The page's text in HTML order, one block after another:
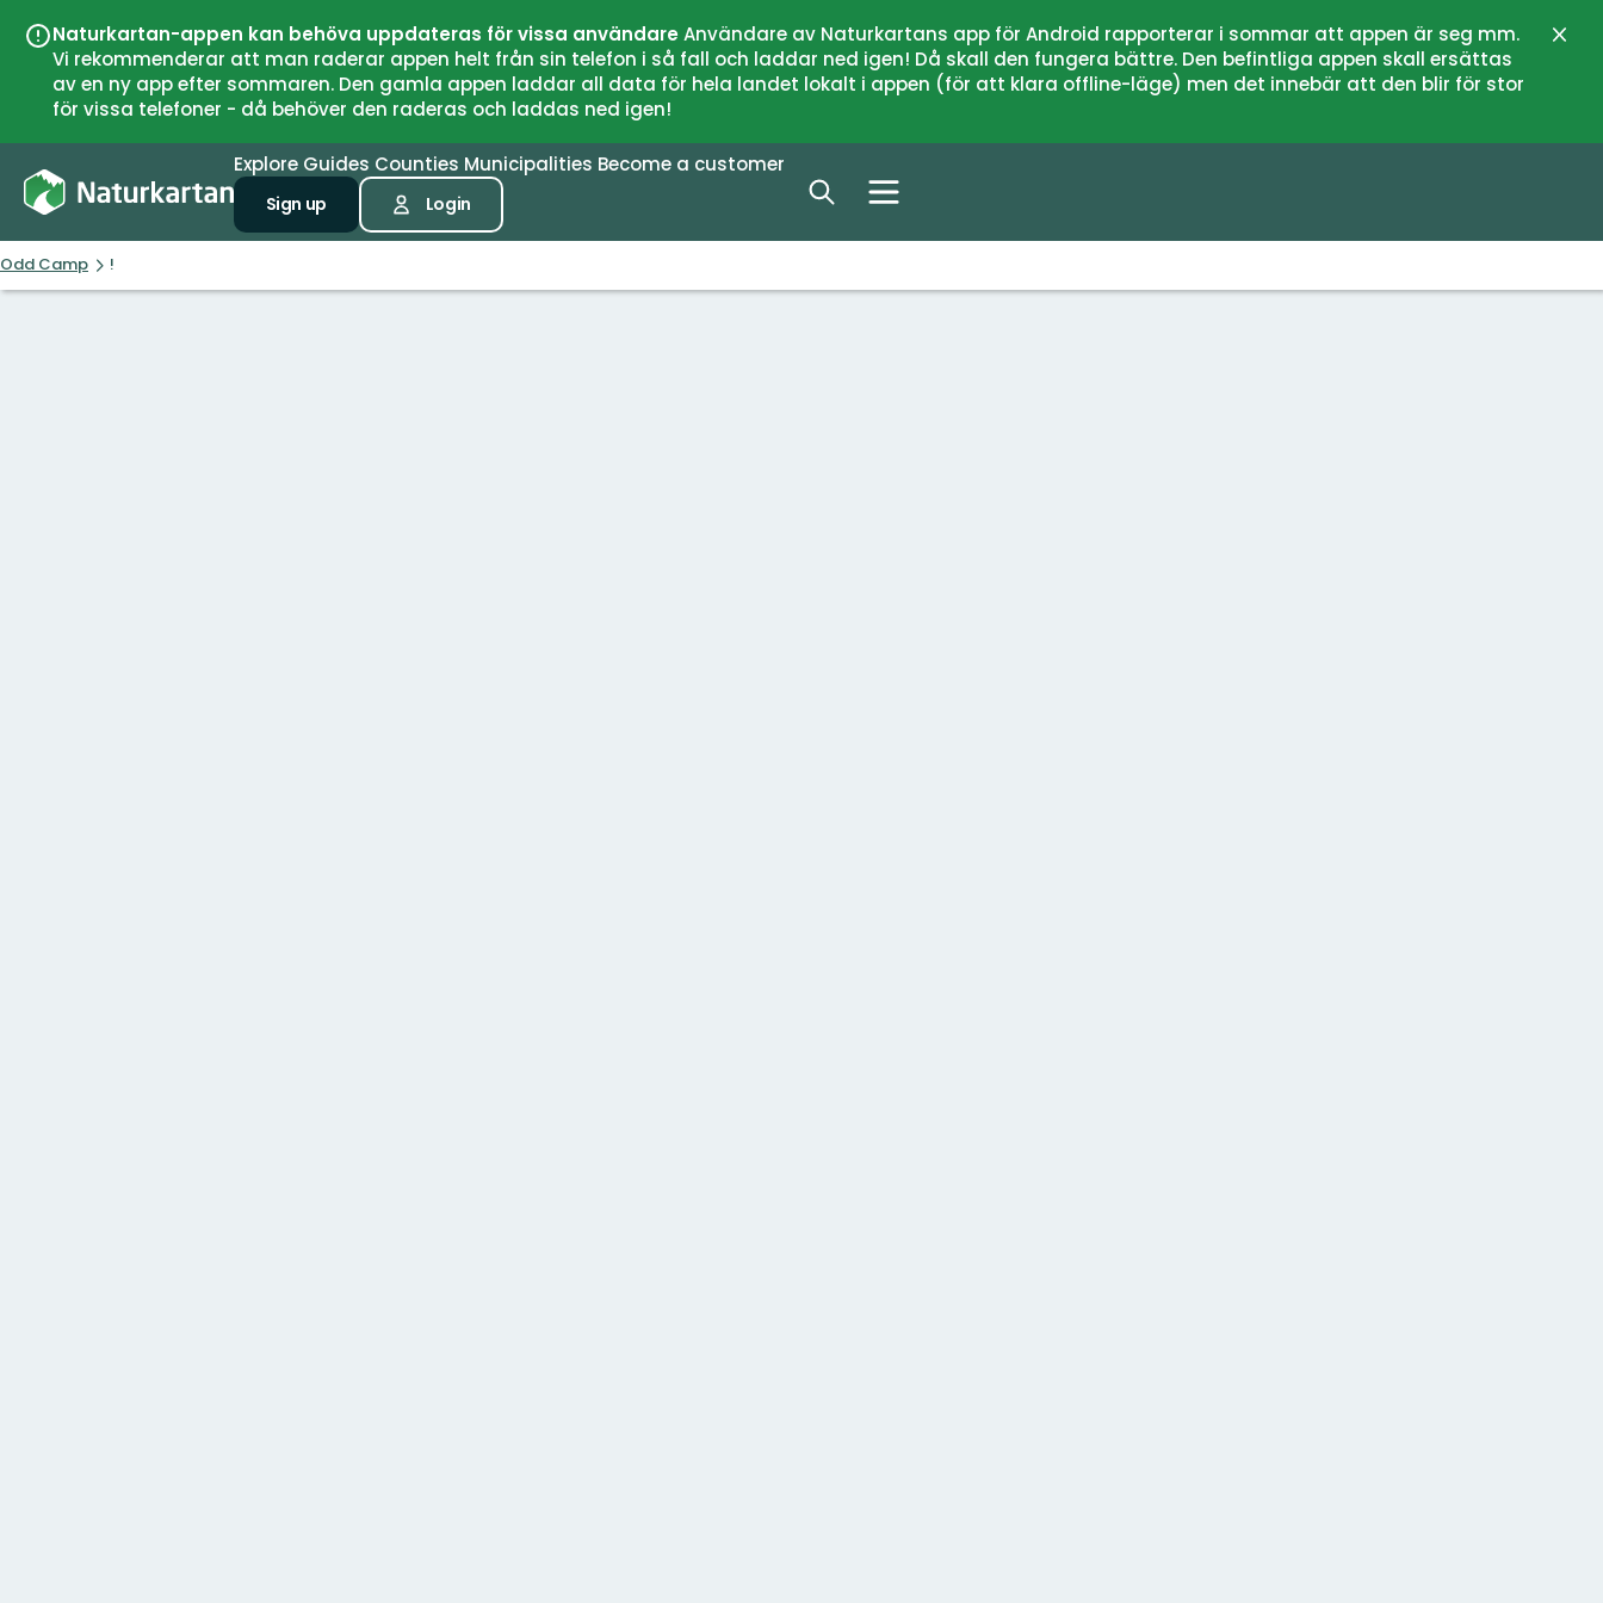
Naturkartan-appen kan behöva uppdateras för vissa användareAnvändare av Naturkartans app för Android rapporterar i sommar att appen är seg mm.
Vi rekommenderar att man raderar appen helt från sin telefon i så fall och laddar ned igen! Då skall den fungera bättre. Den befintliga appen skall ersättas
av en ny app efter sommaren. Den gamla appen laddar all data för hela landet lokalt i appen (för att klara offline-läge) men det innebär att den blir för stor
för vissa telefoner - då behöver den raderas och laddas ned igen!
Close
Explore Guides Counties Municipalities Become a customer
Sign up Login
Odd Camp !